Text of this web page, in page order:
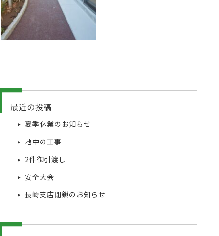
最近の投稿
夏季休業のお知らせ
地中の工事
2件御引渡し
安全大会
長崎支店閉鎖のお知らせ